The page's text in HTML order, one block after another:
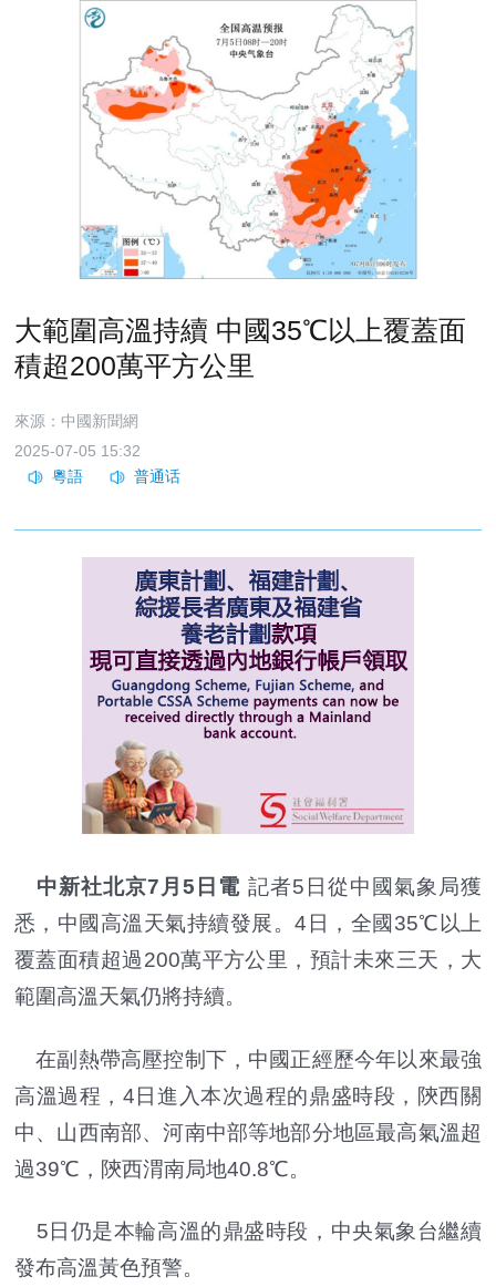
大範圍高溫持續 中國35℃以上覆蓋面
積超200萬平方公里
來源：中國新聞網
2025-07-05 15:32
中新社北京7月5日電 記者5日從中國氣象局獲
悉，中國高溫天氣持續發展。4日，全國35℃以上
覆蓋面積超過200萬平方公里，預計未來三天，大
範圍高溫天氣仍將持續。
在副熱帶高壓控制下，中國正經歷今年以來最強
高溫過程，4日進入本次過程的鼎盛時段，陝西關
中、山西南部、河南中部等地部分地區最高氣溫超
過39℃，陝西渭南局地40.8℃。
5日仍是本輪高溫的鼎盛時段，中央氣象台繼續
發布高溫黃色預警。